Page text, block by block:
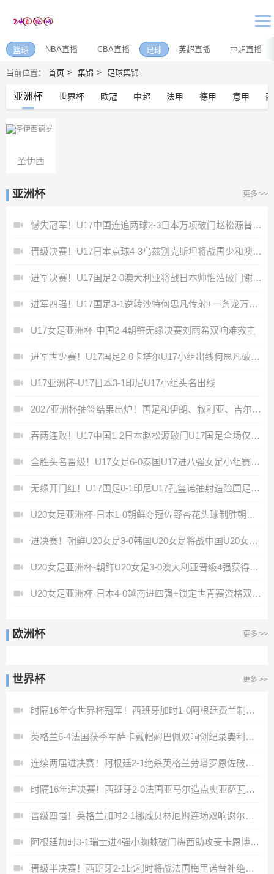
篮球 NBA直播 CBA直播 足球 英超直播 中超直播
当前位置： 首页 集锦 足球集锦
亚洲杯 世界杯 欧冠 中超 法甲 德甲 意甲
圣伊西
德罗
亚洲杯 更多 >>
憾失冠军！U17中国连追两球2-3日本万项破门赵松源替补造点+点射
晋级决赛！U17日本点球4-3乌兹别克斯坦将战国少和澳大利亚胜者
进军决赛！U17国足2-0澳大利亚将战日本帅惟浩破门谢晋建功
进军四强！U17国足3-1逆转沙特何思凡传射+一条龙万项赵松源破门
U17女足亚洲杯-中国2-4朝鲜无缘决赛刘雨希双响难救主
进军世少赛！U17国足2-0卡塔尔U17小组出线何思凡破门张伯霖建功
U17亚洲杯-U17日本3-1印尼U17小组头名出线
2027亚洲杯抽签结果出炉！国足和伊朗、叙利亚、吉尔吉斯斯坦同组
吞两连败！U17中国1-2日本赵松源破门U17国足全场仅2次射门
全胜头名晋级！U17女足6-0泰国U17进八强女足小组赛进15球0失球
无缘开门红！U17国足0-1印尼U17孔玺诺抽射造险国足下场对阵日本
U20女足亚洲杯-日本1-0朝鲜夺冠佐野杏花头球制胜朝鲜首次丢球
进决赛！朝鲜U20女足3-0韩国U20女足将战中国U20女足与日本胜者
U20女足亚洲杯-朝鲜U20女足3-0澳大利亚晋级4强获得世青赛资格
U20女足亚洲杯-日本4-0越南进四强+锁定世青赛资格双方射门22-0
欧洲杯 更多 >>
世界杯 更多 >>
时隔16年夺世界杯冠军！西班牙加时1-0阿根廷费兰制胜恩佐染红
英格兰6-4法国获季军萨卡戴帽姆巴佩双响创纪录奥利塞2助+失良机
连续两届进决赛！阿根廷2-1绝杀英格兰劳塔罗恩佐破门梅西两助攻
时隔16年进决赛！西班牙2-0法国亚马尔造点奥亚萨瓦尔、波罗破门
晋级四强！英格兰加时2-1挪威贝林厄姆连场双响谢尔德鲁普破门
阿根廷加时3-1瑞士进4强小蜘蛛破门梅西助攻麦卡恩博洛假摔染红
晋级半决赛！西班牙2-1比利时将战法国梅里诺替补绝杀拉门斯送礼